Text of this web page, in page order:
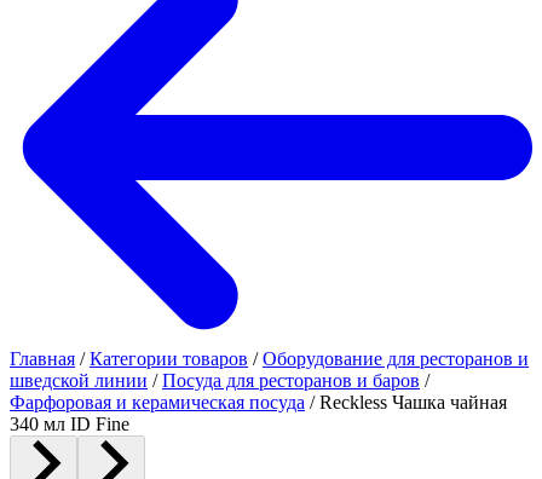
Главная / Категории товаров / Оборудование для ресторанов и
шведской линии / Посуда для ресторанов и баров /
Фарфоровая и керамическая посуда / Reckless Чашка чайная
340 мл ID Fine